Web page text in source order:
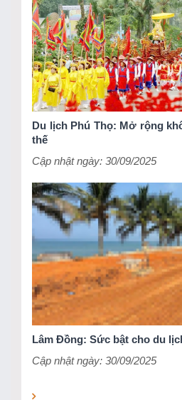
Du lịch Phú Thọ: Mở rộng
thế
Cập nhật ngày: 30/09/2025
Lâm Đồng: Sức bật cho du
Cập nhật ngày: 30/09/2025